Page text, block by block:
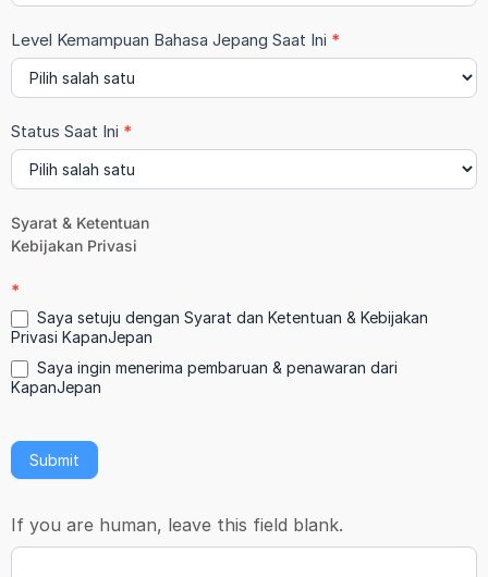
Level Kemampuan Bahasa Jepang Saat Ini *
Status Saat Ini *
Saat
Ini
Syarat & Ketentuan
Kebijakan Privasi
*
Saya setuju dengan Syarat dan Ketentuan & Kebijakan
Privasi KapanJepan
Saya ingin menerima pembaruan & penawaran dari
KapanJepan
Submit
If you are human, leave this field blank.